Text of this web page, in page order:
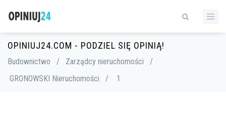
OPINIUJ24.COM - PODZIEL SIĘ OPINIĄ!
Budownictwo / Zarządcy nieruchomości
/
GRONOWSKI Nieruchomości
/ 1